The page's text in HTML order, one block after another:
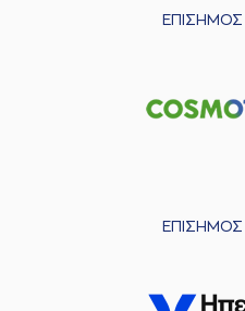
ΕΠΙΣΗΜΟΣ
ΕΠΙΣΗΜΟΣ